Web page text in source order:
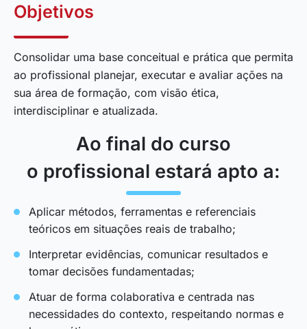
Objetivos
Consolidar uma base conceitual e prática que permita
ao profissional planejar, executar e avaliar ações na
sua área de formação, com visão ética,
interdisciplinar e atualizada.
Ao final do curso
o profissional estará apto a:
Aplicar métodos, ferramentas e referenciais
teóricos em situações reais de trabalho;
Interpretar evidências, comunicar resultados e
tomar decisões fundamentadas;
Atuar de forma colaborativa e centrada nas
necessidades do contexto, respeitando normas e